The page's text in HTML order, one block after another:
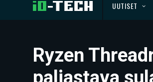
UUTISET
Ryzen
paljastava